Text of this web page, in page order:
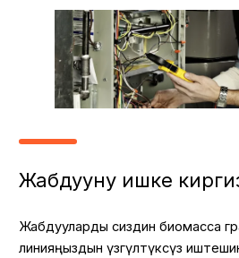
Жабдууну ишке
Жабдууларды сиздин биомасса
линияңыздын үзгүлтүксүз